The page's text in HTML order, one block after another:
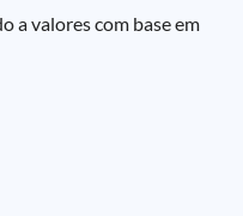
a valores com base em